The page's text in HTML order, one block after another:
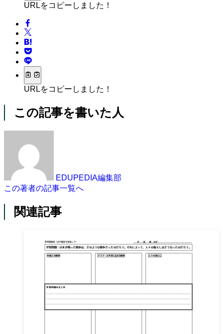
URLをコピーしました！
URLをコピーしました！
この記事を書いた人
EDUPEDIA編集部
この著者の記事一覧へ
関連記事